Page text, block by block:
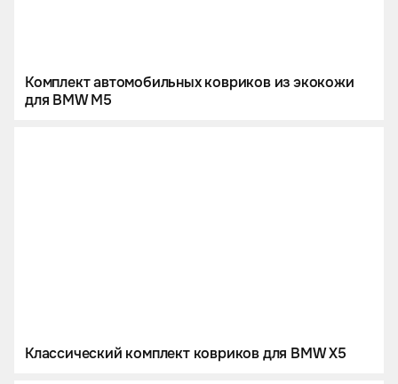
Комплект автомобильных ковриков из экокожи
для BMW M5
Классический комплект ковриков для BMW X5